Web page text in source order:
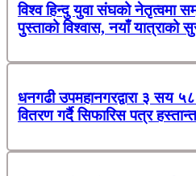
विश्व हिन्दु युवा संघको नेतृत्वमा
पुस्ताको विश्वास, नयाँ यात्राको
धनगढी उपमहानगरद्वारा ३ सय ५८
वितरण गर्दै सिफारिस पत्र